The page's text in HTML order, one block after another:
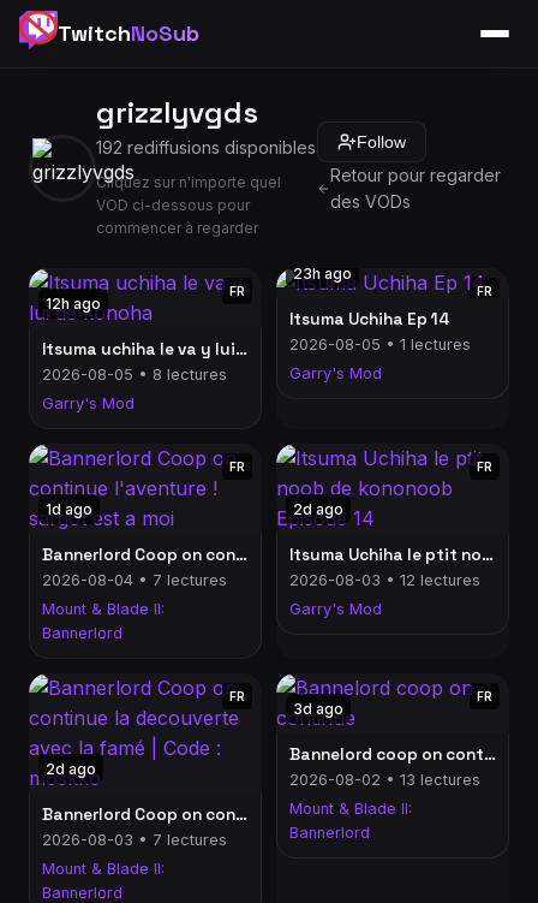
TwitchNoSub
grizzlyvgds
192 rediffusions disponibles
Cliquez sur n'importe quel
VOD ci-dessous pour
commencer à regarder
Follow
Retour pour regarder
des VODs
12h ago
FR
Itsuma uchiha le va y lui de konoha
2026-08-05 • 8 lectures
Garry's Mod
23h ago
FR
Itsuma Uchiha Ep 14
2026-08-05 • 1 lectures
Garry's Mod
1d ago
FR
Bannerlord Coop on continue l'aventure ! sargot est a moi
2026-08-04 • 7 lectures
Mount & Blade II:
Bannerlord
2d ago
FR
Itsuma Uchiha le ptit noob de kononoob Episode 14
2026-08-03 • 12 lectures
Garry's Mod
2d ago
FR
Bannerlord Coop on continue la decouverte avec la famé | Code : moskko
2026-08-03 • 7 lectures
Mount & Blade II:
Bannerlord
3d ago
FR
Bannelord coop on continue
2026-08-02 • 13 lectures
Mount & Blade II:
Bannerlord